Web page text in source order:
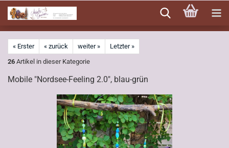
zum
Hauptinhalt
« Erster « zurück weiter »
Letzter »
26 Artikel in dieser Kategorie
Mobile "Nordsee-Feeling 2.0", blau-grün